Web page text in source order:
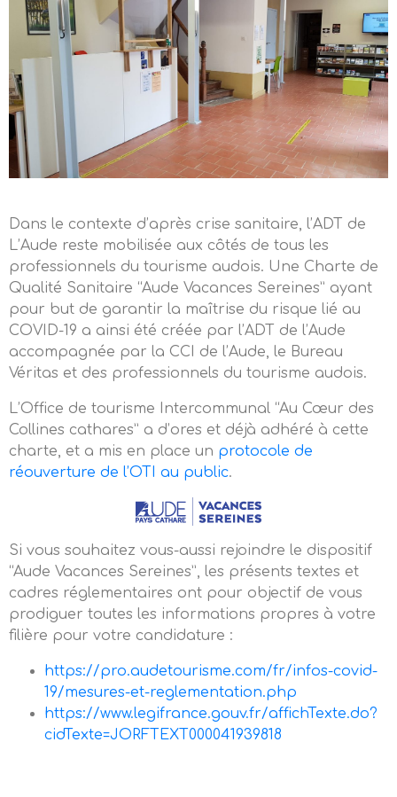
Dans le contexte d’après crise sanitaire, l’ADT de
L’Aude reste mobilisée aux côtés de tous les
professionnels du tourisme audois. Une Charte de
Qualité Sanitaire “Aude Vacances Sereines” ayant
pour but de garantir la maîtrise du risque lié au
COVID-19 a ainsi été créée par l’ADT de l’Aude
accompagnée par la CCI de l’Aude, le Bureau
Véritas et des professionnels du tourisme audois.
L’Office de tourisme Intercommunal “Au Cœur des
Collines cathares” a d’ores et déjà adhéré à cette
charte, et a mis en place un protocole de
réouverture de l’OTI au public.
Si vous souhaitez vous-aussi rejoindre le dispositif
“Aude Vacances Sereines”, les présents textes et
cadres réglementaires ont pour objectif de vous
prodiguer toutes les informations propres à votre
filière pour votre candidature :
https://pro.audetourisme.com/fr/infos-covid-
19/mesures-et-reglementation.php
https://www.legifrance.gouv.fr/affichTexte.do?
cidTexte=JORFTEXT000041939818